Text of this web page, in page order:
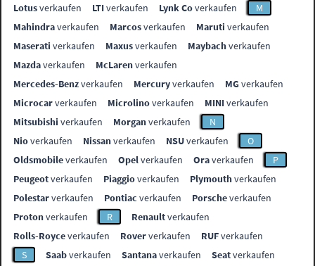
Lotusverkaufen LTIverkaufen Lynk Coverkaufen
M
Mahindraverkaufen Marcosverkaufen Maruti verkaufen
Maserati verkaufen Maxusverkaufen Maybachverkaufen
Mazdaverkaufen McLarenverkaufen
Mercedes-Benzverkaufen Mercuryverkaufen MGverkaufen
Microcarverkaufen Microlinoverkaufen MINIverkaufen
Mitsubishi verkaufen Morganverkaufen
N
Nioverkaufen Nissanverkaufen NSUverkaufen
O
Oldsmobileverkaufen Opelverkaufen Oraverkaufen
P
Peugeotverkaufen Piaggioverkaufen Plymouthverkaufen
Polestarverkaufen Pontiac verkaufen Porscheverkaufen
Protonverkaufen R Renaultverkaufen
Rolls-Royceverkaufen Roververkaufen RUFverkaufen
S
Saabverkaufen Santanaverkaufen Seatverkaufen